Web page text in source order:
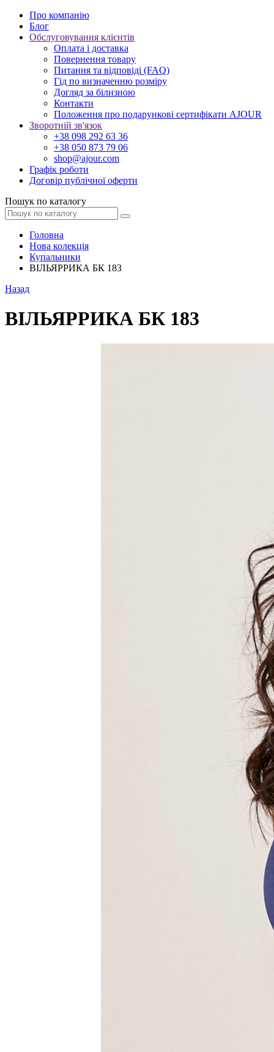
Про компанію
Блог
Обслуговування клієнтів
Оплата і доставка
Повернення товару
Питання та відповіді (FAQ)
Гід по визначенню розміру
Догляд за білизною
Контакти
Положення про подарункові сертифікати AJOUR
Зворотній зв'язок
+38 098 292 63 36
+38 050 873 79 06
shop@ajour.com
Графік роботи
Договір публічної оферти
Пошук по каталогу
Головна
Нова колекція
Купальники
ВІЛЬЯРРИКА БК 183
Назад
ВІЛЬЯРРИКА БК 183